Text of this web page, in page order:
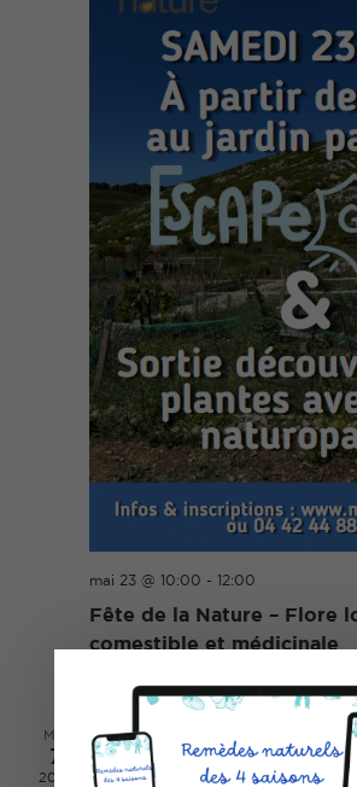
mai 23 @ 10:00 - 12:00
Fête de la Nature – Flore
comestible et médicinale
MAI
7
2026